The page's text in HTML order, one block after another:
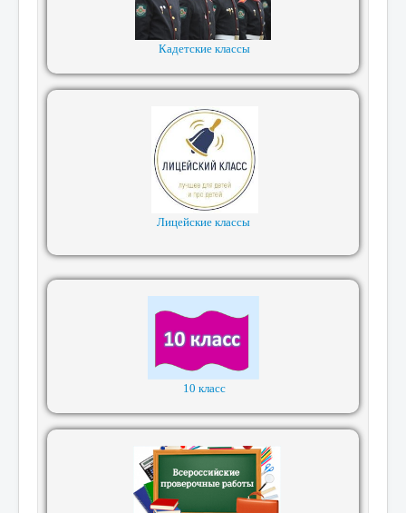
Кадетские классы
Лицейские классы
10 класс